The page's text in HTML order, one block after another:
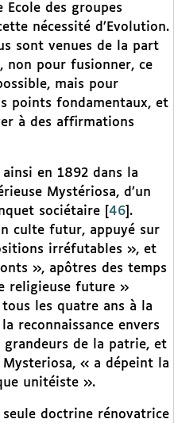
Ecole des groupes
nécessité d’Evolution.
sont venues de la part
non pour fusionner, ce
mais pour
points fondamentaux, et
à des affirmations
en 1892 dans la
Mystériosa, d’un
sociétaire
46 .
culte futur, appuyé sur
irréfutables », et
», apôtres des temps
religieuse future »
les quatre ans à la
reconnaissance envers
de la patrie, et
Mysteriosa, « a dépeint la
unitéiste ».
seule doctrine rénovatrice